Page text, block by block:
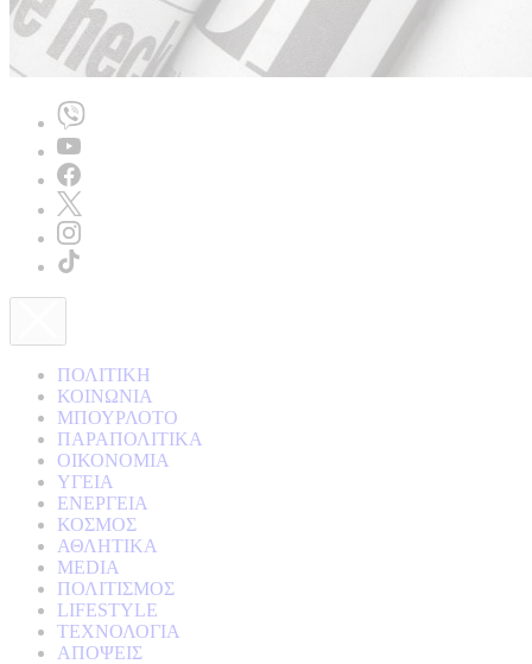
ΠΟΛΙΤΙΚΗ
ΚΟΙΝΩΝΙΑ
ΜΠΟΥΡΛΟΤΟ
ΠΑΡΑΠΟΛΙΤΙΚΑ
ΟΙΚΟΝΟΜΙΑ
ΥΓΕΙΑ
ΕΝΕΡΓΕΙΑ
ΚΟΣΜΟΣ
ΑΘΛΗΤΙΚΑ
MEDIA
ΠΟΛΙΤΙΣΜΟΣ
LIFESTYLE
ΤΕΧΝΟΛΟΓΙΑ
ΑΠΟΨΕΙΣ